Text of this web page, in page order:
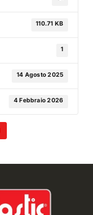
110.71 KB
1
14 Agosto 2025
4 Febbraio 2026